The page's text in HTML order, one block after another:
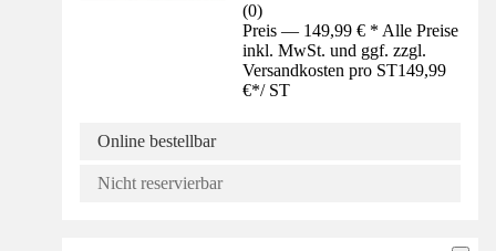
(0)
Preis — 149,99 € * Alle Preise
inkl. MwSt. und ggf. zzgl.
Versandkosten pro ST149,99
€*/ ST
Online bestellbar
Nicht reservierbar